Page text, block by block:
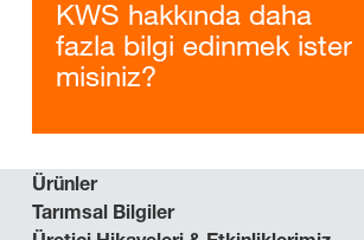
KWS hakkında daha
fazla bilgi edinmek ister
misiniz?
Ürünler
Tarımsal Bilgiler